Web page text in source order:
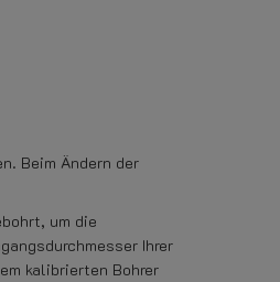
Beim Ändern der
um die
Ihrer
kalibrierten Bohrer